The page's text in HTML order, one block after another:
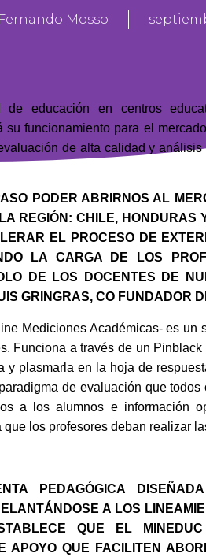
Fernando Mosso
educación en centros
su funcionamiento para el
de alta calidad y
PODER ABRIRNOS AL
REGIÓN: CHILE,
EL PROCESO DE
LA CARGA DE LOS
DE LOS DOCENTES DE
GRINGRAS, CO FUNDADOR
Mediciones Académicas- es
Funciona a través de un
y plasmarla en la hoja de
de evaluación que
a los alumnos e información
los profesores deban realizar
PEDAGÓGICA
A LOS
QUE EL
APOYO QUE FACILITEN